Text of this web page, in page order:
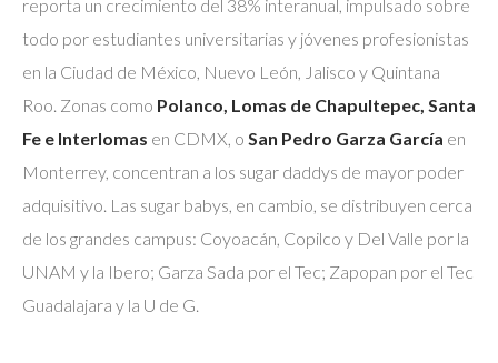
reporta un crecimiento del 38% interanual, impulsado sobre
todo por estudiantes universitarias y jóvenes profesionistas
en la Ciudad de México, Nuevo León, Jalisco y Quintana
Roo. Zonas como Polanco, Lomas de Chapultepec, Santa
Fe e Interlomas en CDMX, o San Pedro Garza García en
Monterrey, concentran a los sugar daddys de mayor poder
adquisitivo. Las sugar babys, en cambio, se distribuyen cerca
de los grandes campus: Coyoacán, Copilco y Del Valle por la
UNAM y la Ibero; Garza Sada por el Tec; Zapopan por el Tec
Guadalajara y la U de G.